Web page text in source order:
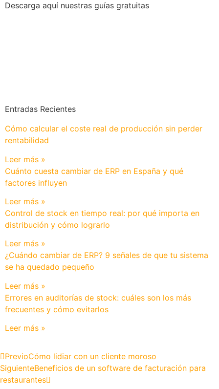
Descarga aquí nuestras guías gratuitas
Entradas Recientes
Cómo calcular el coste real de producción sin perder
rentabilidad
Leer más »
Cuánto cuesta cambiar de ERP en España y qué
factores influyen
Leer más »
Control de stock en tiempo real: por qué importa en
distribución y cómo lograrlo
Leer más »
¿Cuándo cambiar de ERP? 9 señales de que tu sistema
se ha quedado pequeño
Leer más »
Errores en auditorías de stock: cuáles son los más
frecuentes y cómo evitarlos
Leer más »
PrevioCómo lidiar con un cliente moroso
SiguienteBeneficios de un software de facturación para
restaurantes